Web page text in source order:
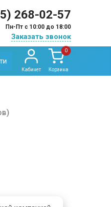
268-02-57
Пн-Пт с 10:00 до 18:00
Заказать звонок
Кабинет
0
Корзина